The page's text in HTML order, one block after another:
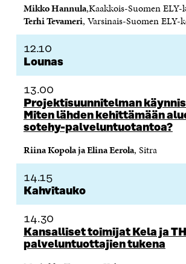
Mikko Hannula,Kaakkois-Suomen ELY-
Terhi Tevameri, Varsinais-Suomen ELY-
12.10
Lounas
13.00
Projektisuunnitelman
Miten lähden kehittämään
sotehy-palveluntuotantoa?
Riina Kopola ja Elina Eerola, Sitra
14.15
Kahvitauko
14.30
Kansalliset toimijat Kela ja
palveluntuottajien tukena